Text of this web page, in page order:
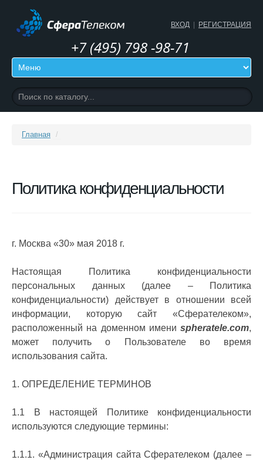
+7 (495) 798 -98-71
ВХОД РЕГИСТРАЦИЯ
Главная /
Политика конфиденциальности
г. Москва «30» мая 2018 г.
Настоящая Политика конфиденциальности
персональных данных (далее – Политика
конфиденциальности) действует в отношении всей
информации, которую сайт «Сферателеком»,
расположенный на доменном имени spheratele.com,
может получить о Пользователе во время
использования сайта.
1. ОПРЕДЕЛЕНИЕ ТЕРМИНОВ
1.1 В настоящей Политике конфиденциальности
используются следующие термины:
1.1.1. «Администрация сайта Сферателеком (далее –